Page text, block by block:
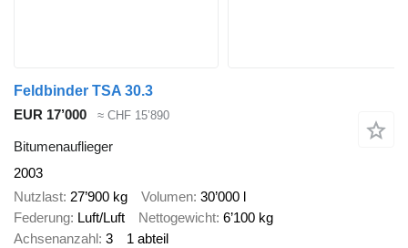
Feldbinder TSA 30.3
EUR 17’000
≈ CHF 15’890
Bitumenauflieger
2003
Nutzlast 27’900 kg Volumen 30’000 l
Federung Luft/Luft Nettogewicht 6’100 kg
Achsenanzahl 3 1 abteil